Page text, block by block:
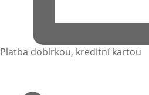
Platba dobírkou, kreditní kartou